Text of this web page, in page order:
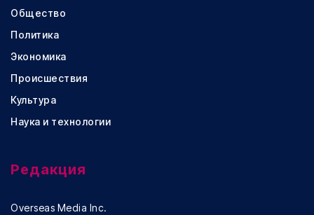
Общество
Политика
Экономика
Происшествия
Культура
Наука и технологии
Редакция
Overseas Media Inc.